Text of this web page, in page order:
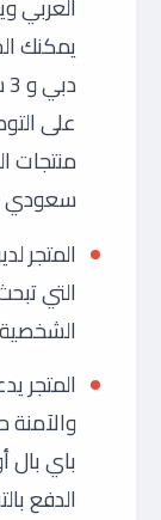
يمكنك
على
سعودي
التي
المتجر
باي بال
الدفع